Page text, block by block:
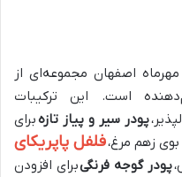
اصفهان مجموعه‌ای از
است. این ترکیبات
پودر سیر و پیاز تازهبرای
زهم مرغ،فلفل پاپریکای
پودر گوجه فرنگیبرای افزودن